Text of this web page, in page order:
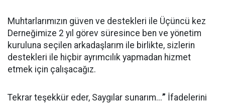
Muhtarlarımızın güven ve destekleri ile Üçüncü kez
Derneğimize 2 yıl görev süresince ben ve yönetim
kuruluna seçilen arkadaşlarım ile birlikte, sizlerin
destekleri ile hiçbir ayrımcılık yapmadan hizmet
etmek için çalışacağız.
Tekrar teşekkür eder, Saygılar sunarım...” İfadelerini